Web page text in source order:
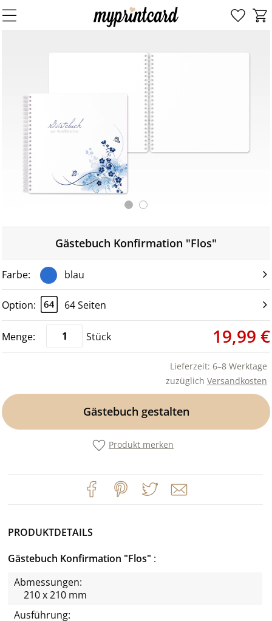
Gästebuch Konfirmation "Flos"
blau
64 Seiten
Stück 19,99 €
Lieferzeit: 6–8 Werktage
zuzüglich Versandkosten
Gästebuch gestalten
Produkt merken
PRODUKTDETAILS
Gästebuch Konfirmation "Flos"
Abmessungen:
210 x 210 mm
Ausführung: